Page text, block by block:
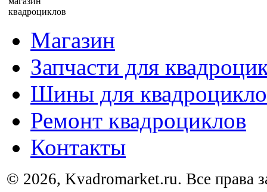
Магазин
Запчасти для
Шины для
Ремонт квадроциклов
Контакты
© 2026, Kvadromarket.ru. Все права